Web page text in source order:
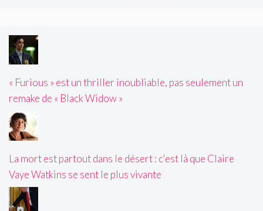
« Furious » est un thriller inoubliable, pas seulement un
remake de « Black Widow »
La mort est partout dans le désert : c'est là que Claire
Vaye Watkins se sent le plus vivante